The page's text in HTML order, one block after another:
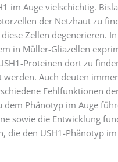
im Auge vielschichtig.
der Netzhaut zu
Zellen degenerieren.
in Müller-Gliazellen
Proteinen dort zu
Auch deuten
Fehlfunktionen
Phänotyp im Auge
sowie die Entwicklung
die den USH1-Phänotyp